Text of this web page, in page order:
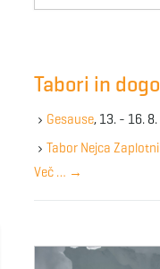
e
e
y
w
r
Tabori in
Gesause, 13. - 16.
Tabor Nejca
Več … →